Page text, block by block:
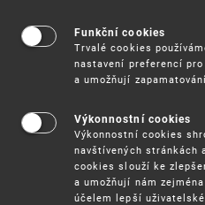
Vynálezy /
Užitnévzory
Ochrannéznámky
Funkční cookies
Trvalé cookies
nastavení preferencí
a umožňují
Výkonnostní cookies
Výkonnostní cookies
navštívených stránkách
cookies slouží ke
a umožňují nám
účelem lepší